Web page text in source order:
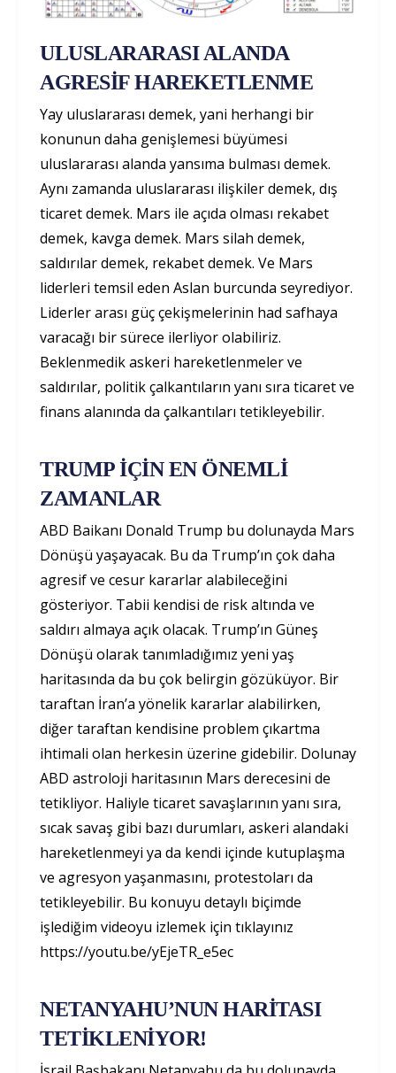
ULUSLARARASI ALANDA
AGRESİF HAREKETLENME
Yay uluslararası demek, yani herhangi bir
konunun daha genişlemesi büyümesi
uluslararası alanda yansıma bulması demek.
Aynı zamanda uluslararası ilişkiler demek, dış
ticaret demek. Mars ile açıda olması rekabet
demek, kavga demek. Mars silah demek,
saldırılar demek, rekabet demek. Ve Mars
liderleri temsil eden Aslan burcunda seyrediyor.
Liderler arası güç çekişmelerinin had safhaya
varacağı bir sürece ilerliyor olabiliriz.
Beklenmedik askeri hareketlenmeler ve
saldırılar, politik çalkantıların yanı sıra ticaret ve
finans alanında da çalkantıları tetikleyebilir.
TRUMP İÇİN EN ÖNEMLİ
ZAMANLAR
ABD Baikanı Donald Trump bu dolunayda Mars
Dönüşü yaşayacak. Bu da Trump’ın çok daha
agresif ve cesur kararlar alabileceğini
gösteriyor. Tabii kendisi de risk altında ve
saldırı almaya açık olacak. Trump’ın Güneş
Dönüşü olarak tanımladığımız yeni yaş
haritasında da bu çok belirgin gözüküyor. Bir
taraftan İran’a yönelik kararlar alabilirken,
diğer taraftan kendisine problem çıkartma
ihtimali olan herkesin üzerine gidebilir. Dolunay
ABD astroloji haritasının Mars derecesini de
tetikliyor. Haliyle ticaret savaşlarının yanı sıra,
sıcak savaş gibi bazı durumları, askeri alandaki
hareketlenmeyi ya da kendi içinde kutuplaşma
ve agresyon yaşanmasını, protestoları da
tetikleyebilir. Bu konuyu detaylı biçimde
işlediğim videoyu izlemek için tıklayınız
https://youtu.be/yEjeTR_e5ec
NETANYAHU’NUN HARİTASI
TETİKLENİYOR!